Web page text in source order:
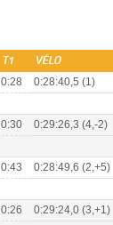
T1 VÉLO
0:28 0:28:40,5 (1)
0:30 0:29:26,3 (4,-2)
0:43 0:28:49,6 (2,+5)
0:26 0:29:24,0 (3,+1)